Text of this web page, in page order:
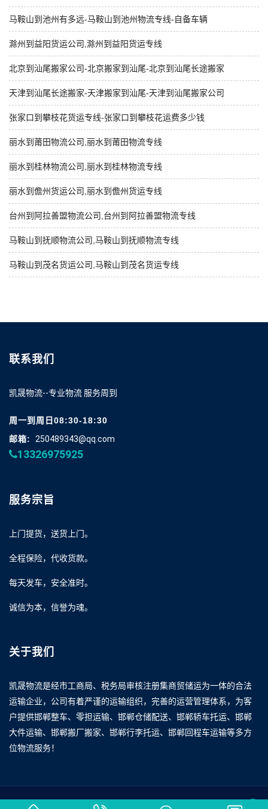
马鞍山到池州有多远-马鞍山到池州物流专线-自备车辆
滁州到益阳货运公司,滁州到益阳货运专线
北京到汕尾搬家公司-北京搬家到汕尾-北京到汕尾长途搬家
天津到汕尾长途搬家-天津搬家到汕尾-天津到汕尾搬家公司
张家口到攀枝花货运专线-张家口到攀枝花运费多少钱
丽水到莆田物流公司,丽水到莆田物流专线
丽水到桂林物流公司,丽水到桂林物流专线
丽水到儋州货运公司,丽水到儋州货运专线
台州到阿拉善盟物流公司,台州到阿拉善盟物流专线
马鞍山到抚顺物流公司,马鞍山到抚顺物流专线
马鞍山到茂名货运公司,马鞍山到茂名货运专线
联系我们
凯晟物流--专业物流 服务周到
周一到周日08:30-18:30
邮箱:
250489343@qq.com
13326975925
服务宗旨
上门提货，送货上门。
全程保险，代收货款。
每天发车，安全准时。
诚信为本，信誉为魂。
关于我们
凯晟物流是经市工商局、税务局审核注册集商贸储运为一体的合法
运输企业，公司有着严谨的运输组织，完善的运营管理体系，为客
户提供邯郸整车、零担运输、邯郸仓储配送、邯郸轿车托运、邯郸
大件运输、邯郸搬厂搬家、邯郸行李托运、邯郸回程车运输等多方
位物流服务！
Copyright © 2023 www.kaishengwuliu.com All rights reserved.